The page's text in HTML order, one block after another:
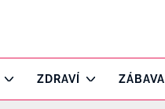
ZDRAVÍ ZÁBAVA